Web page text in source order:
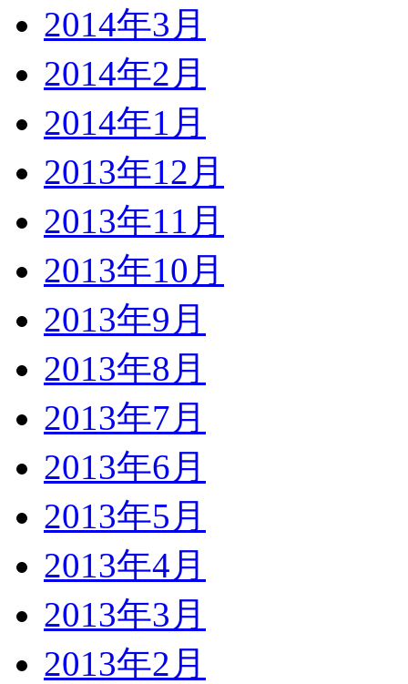
2014年3月
2014年2月
2014年1月
2013年12月
2013年11月
2013年10月
2013年9月
2013年8月
2013年7月
2013年6月
2013年5月
2013年4月
2013年3月
2013年2月